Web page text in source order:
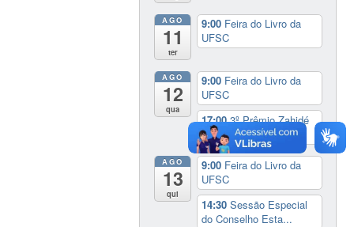
AGO
11
ter
9:00 Feira do Livro da
UFSC
AGO
12
qua
9:00 Feira do Livro da
UFSC
17:003º Prêmio Zahidé
Muzart
AGO
13
qui
9:00 Feira do Livro da
UFSC
14:30Sessão Especial
do Conselho Esta...